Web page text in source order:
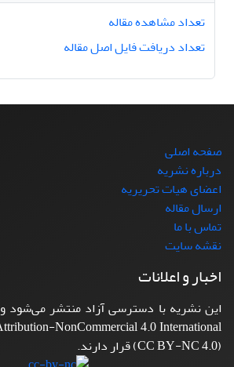
تعداد مشاهده مقاله
تعداد دریافت فایل اصل مقاله
صفحه اصلی
درباره نشریه
اعضای هیات تحریریه
ارسال مقاله
تماس با ما
نقشه سایت
اخبار و اعلانات
این نشریه با دسترسی آزاد منتشر می‌شود
NonCommercial 4.0 International
(CC BY-NC 4.0) قرار دارند.